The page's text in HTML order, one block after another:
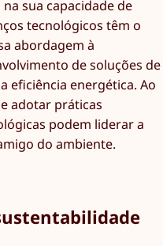
sua capacidade de
tecnológicos têm o
abordagem à
de soluções de
eficiência energética. Ao
adotar práticas
podem liderar a
do ambiente.